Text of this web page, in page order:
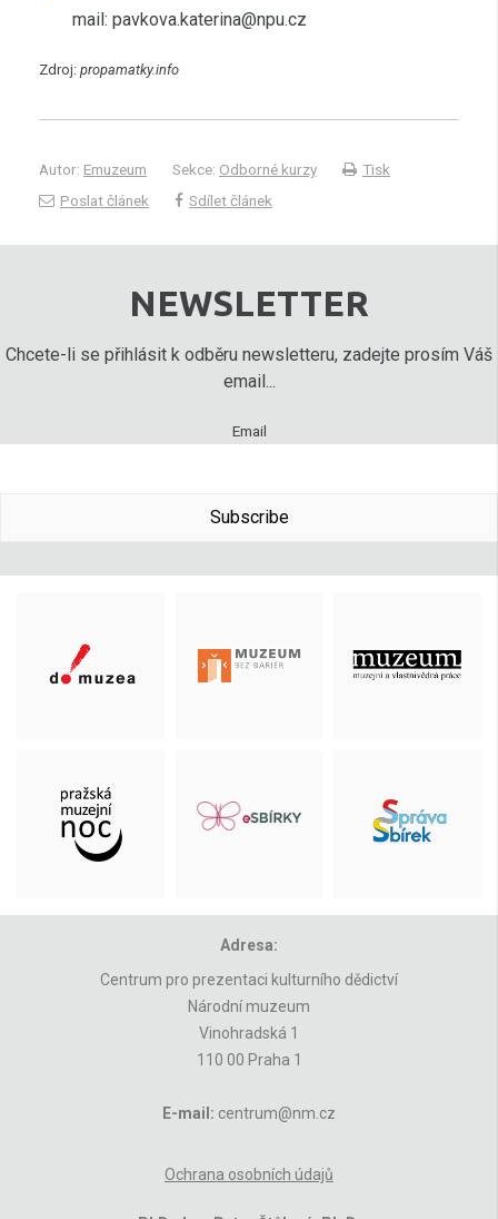
mail: pavkova.katerina@npu.cz
Zdroj: propamatky.info
Autor: Emuzeum Sekce: Odborné kurzy
Tisk
Poslat článek
Sdílet článek
NEWSLETTER
Chcete-li se přihlásit k odběru newsletteru, zadejte prosím Váš
email...
Email
Subscribe
Adresa:
Centrum pro prezentaci kulturního dědictví
Národní muzeum
Vinohradská 1
110 00 Praha 1
E-mail: centrum@nm.cz
Ochrana osobních údajů